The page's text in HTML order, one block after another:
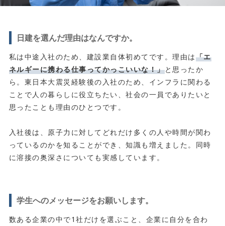
日建を選んだ理由はなんですか。
私は中途入社のため、建設業自体初めてです。理由は「エ
ネルギーに携わる仕事ってかっこいいな！」と思ったか
ら。東日本大震災経験後の入社のため、インフラに関わる
ことで人の暮らしに役立ちたい、社会の一員でありたいと
思ったことも理由のひとつです。
入社後は、原子力に対してどれだけ多くの人や時間が関わ
っているのかを知ることができ、知識も増えました。同時
に溶接の奥深さについても実感しています。
学生へのメッセージをお願いします。
数ある企業の中で1社だけを選ぶこと、企業に自分を合わ